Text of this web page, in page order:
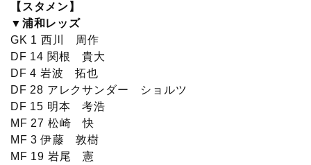
【スタメン】
▼浦和レッズ
GK 1 西川 周作
DF 14 関根 貴大
DF 4 岩波 拓也
DF 28 アレクサンダー ショルツ
DF 15 明本 考浩
MF 27 松崎 快
MF 3 伊藤 敦樹
MF 19 岩尾 憲